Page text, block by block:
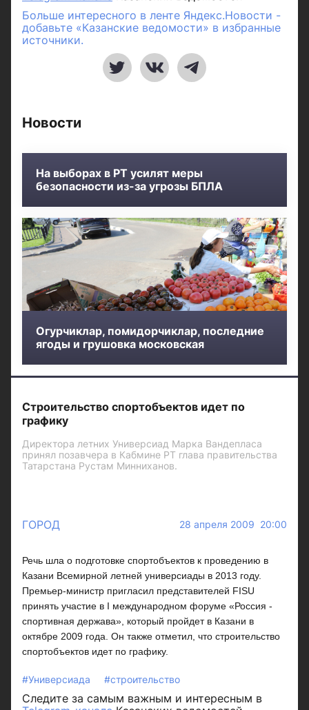
Больше интересного в ленте Яндекс.Новости -
добавьте «Казанские ведомости» в избранные
источники.
Новости
На выборах в РТ усилят меры
безопасности из-за угрозы БПЛА
Огурчиклар, помидорчиклар, последние
ягоды и грушовка московская
Строительство спортобъектов идет по
графику
Директора летних Универсиад Марка Вандепласа
принял позавчера в Кабмине РТ глава правительства
Татарстана Рустам Минниханов.
ГОРОД 28 апреля 2009 20:00
Речь шла о подготовке спортобъектов к проведению в
Казани Всемирной летней универсиады в 2013 году.
Премьер-министр пригласил представителей FISU
принять участие в I международном форуме «Россия -
спортивная держава», который пройдет в Казани в
октябре 2009 года. Он также отметил, что строительство
спортобъектов идет по графику.
#Универсиада #строительство
Следите за самым важным и интересным в